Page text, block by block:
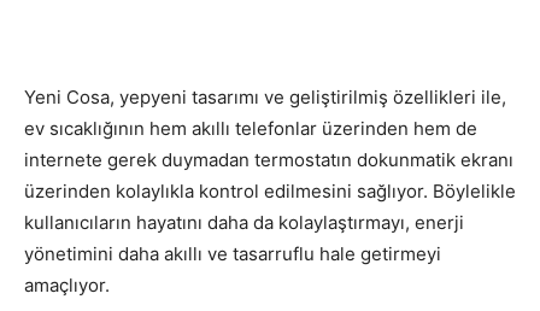
Yeni Cosa, yepyeni tasarımı ve geliştirilmiş özellikleri ile,
ev sıcaklığının hem akıllı telefonlar üzerinden hem de
internete gerek duymadan termostatın dokunmatik ekranı
üzerinden kolaylıkla kontrol edilmesini sağlıyor. Böylelikle
kullanıcıların hayatını daha da kolaylaştırmayı, enerji
yönetimini daha akıllı ve tasarruflu hale getirmeyi
amaçlıyor.